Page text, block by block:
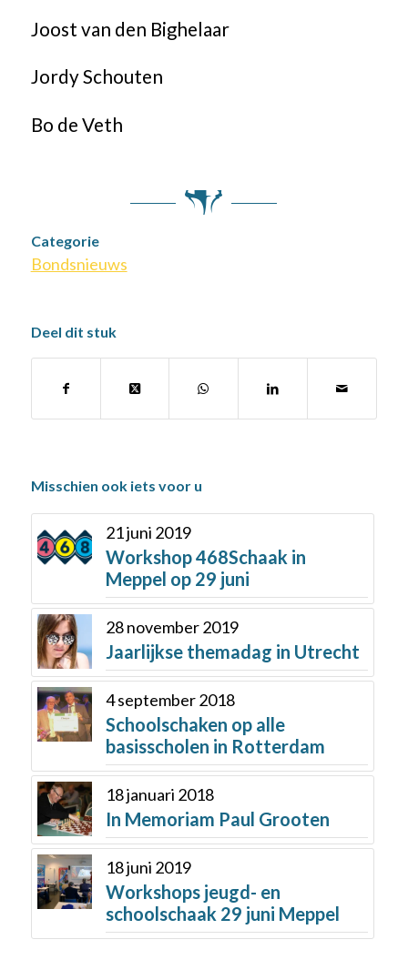
Joost van den Bighelaar
Jordy Schouten
Bo de Veth
Categorie
Bondsnieuws
Deel dit stuk
Misschien ook iets voor u
21 juni 2019
Workshop 468Schaak in
Meppel op 29 juni
28 november 2019
Jaarlijkse themadag in Utrecht
4 september 2018
Schoolschaken op alle
basisscholen in Rotterdam
18 januari 2018
In Memoriam Paul Grooten
18 juni 2019
Workshops jeugd- en
schoolschaak 29 juni Meppel